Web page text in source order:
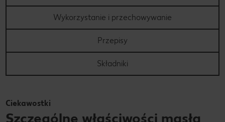
Wykorzystanie i przechowywanie
Przepisy
Składniki
Ciekawostki
Szczególne właściwości masła